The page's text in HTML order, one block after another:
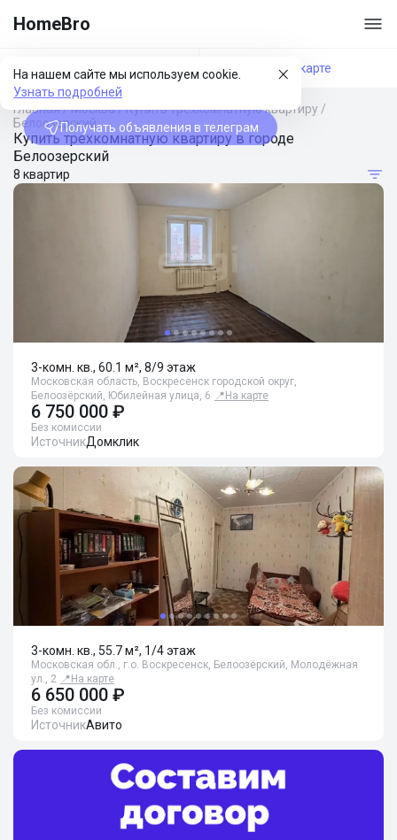
HomeBro
На нашем сайте мы используем cookie.
Узнать подробней
Получать объявления в телеграм
Фильтры На карте
Главная/Москва/Купить трехкомнатную квартиру /
Белоозерский
Купить трехкомнатную квартиру в городе
Белоозерский
8 квартир
3-комн. кв., 60.1 м², 8/9 этаж
Московская область, Воскресенск городской округ,
Белоозёрский, Юбилейная улица, 6 📍 На карте
6 750 000 ₽
Без комиссии
ИсточникДомклик
3-комн. кв., 55.7 м², 1/4 этаж
Московская обл., г.о. Воскресенск, Белоозёрский, Молодёжная
ул., 2 📍 На карте
6 650 000 ₽
Без комиссии
ИсточникАвито